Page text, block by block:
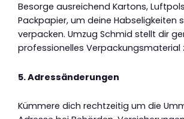
Besorge ausreichend Kartons,
Packpapier, um deine Habseligkeiten
verpacken. Umzug Schmid stellt dir
professionelles Verpackungsmaterial
5. Adressänderungen
Kümmere dich rechtzeitig um die